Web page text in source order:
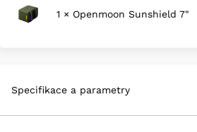
1 × Openmoon Sunshield 7"
Specifikace a parametry